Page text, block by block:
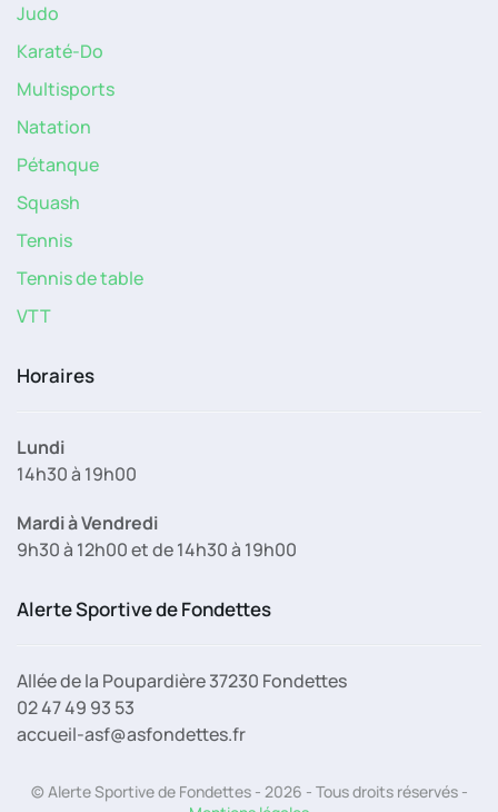
Judo
Karaté-Do
Multisports
Natation
Pétanque
Squash
Tennis
Tennis de table
VTT
Horaires
Lundi
14h30 à 19h00
Mardi à Vendredi
9h30 à 12h00 et de 14h30 à 19h00
Alerte Sportive de Fondettes
Allée de la Poupardière 37230 Fondettes
02 47 49 93 53
accueil-asf@asfondettes.fr
© Alerte Sportive de Fondettes - 2026 - Tous droits réservés -